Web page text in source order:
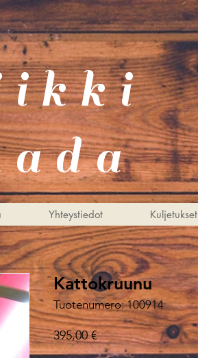
Yhteystiedot Kuljetukset
Kattokruunu
Tuotenumero: 100914
395,00 €Hinta